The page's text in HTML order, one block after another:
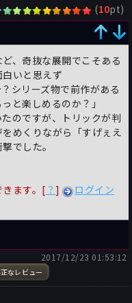
(10pt)
、奇抜な展開でこそある
いと思えず
シリーズ物で前作がある
と楽しめるのか？」
のですが、トリックが判
めくりながら「すげぇえ
でした。
ます。[ ？ ]
ログイン
なレビュー
2017/12/23 01:53:12